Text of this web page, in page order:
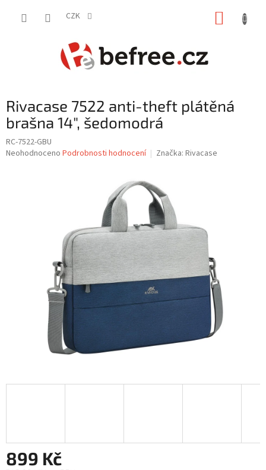
CZK
Rivacase 7522 anti-theft plátěná
brašna 14", šedomodrá
RC-7522-GBU
Průměrné
Neohodnoceno Podrobnosti hodnocení Značka: Rivacase
899 Kč